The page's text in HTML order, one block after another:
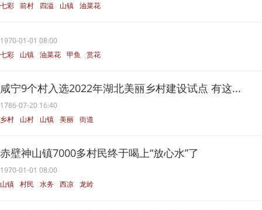
七彩 前村 四溢 山镇 油菜花
1970-01-01 08:00
七彩
山镇 油菜花 甲鱼 赏花
咸宁9个村入选2022年湖北美丽乡村建设试点 有这...
1786-07-20 16:40
乡村
山村 山镇 美丽 街道
赤壁神山镇7000多村民终于喝上“放心水”了
1970-01-01 08:00
山镇 村民 水务 西凉 龙岭